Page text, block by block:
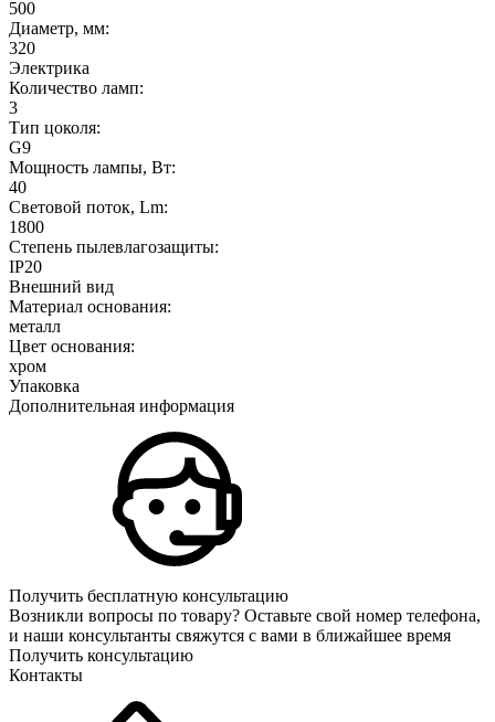
500
Диаметр, мм:
320
Электрика
Количество ламп:
3
Тип цоколя:
G9
Мощность лампы, Вт:
40
Световой поток, Lm:
1800
Степень пылевлагозащиты:
IP20
Внешний вид
Материал основания:
металл
Цвет основания:
хром
Упаковка
Дополнительная информация
Получить бесплатную консультацию
Возникли вопросы по товару? Оставьте свой номер телефона,
и наши консультанты свяжутся с вами в ближайшее время
Получить консультацию
Контакты